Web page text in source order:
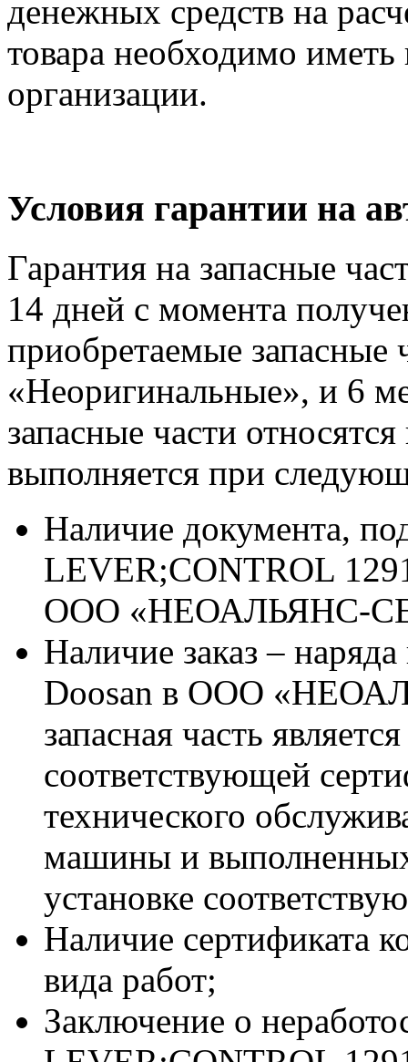
денежных средств на
товара необходимо иметь
организации.
Условия гарантии на
Гарантия на запасные
14 дней с момента
приобретаемые запасные
«Неоригинальные», и 6
запасные части
выполняется при
Наличие документа,
LEVER;CONTROL
ООО «НЕОАЛЬЯНС-
Наличие заказ –
Doosan в ООО
запасная часть
соответствующей
технического
машины и
установке
Наличие сертификата
вида работ;
Заключение о